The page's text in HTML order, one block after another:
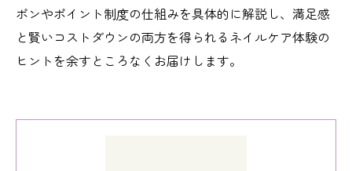
ポンやポイント制度の仕組みを具体的に解説し、満足感
と賢いコストダウンの両方を得られるネイルケア体験の
ヒントを余すところなくお届けします。